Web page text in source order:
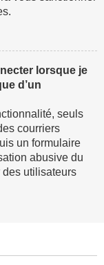
lorsque je
d’un
seuls
courriers
un formulaire
abusive du
utilisateurs